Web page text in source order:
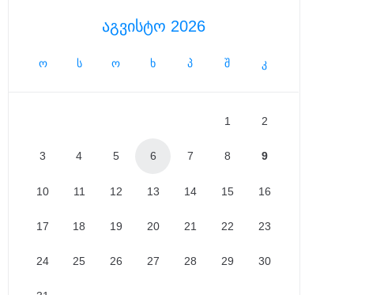
აგვისტო 2026
ო ს ო ხ პ შ კ
1 2
3 4 5 6 7 8 9
10 11 12 13 14 15 16
17 18 19 20 21 22 23
24 25 26 27 28 29 30